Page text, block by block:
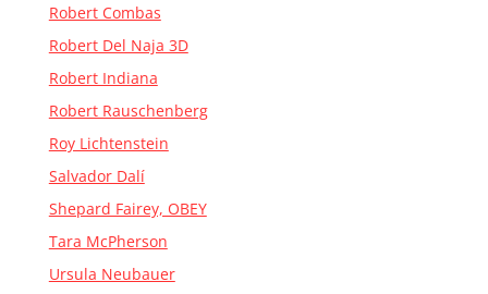
Robert Combas
Robert Del Naja 3D
Robert Indiana
Robert Rauschenberg
Roy Lichtenstein
Salvador Dalí
Shepard Fairey, OBEY
Tara McPherson
Ursula Neubauer